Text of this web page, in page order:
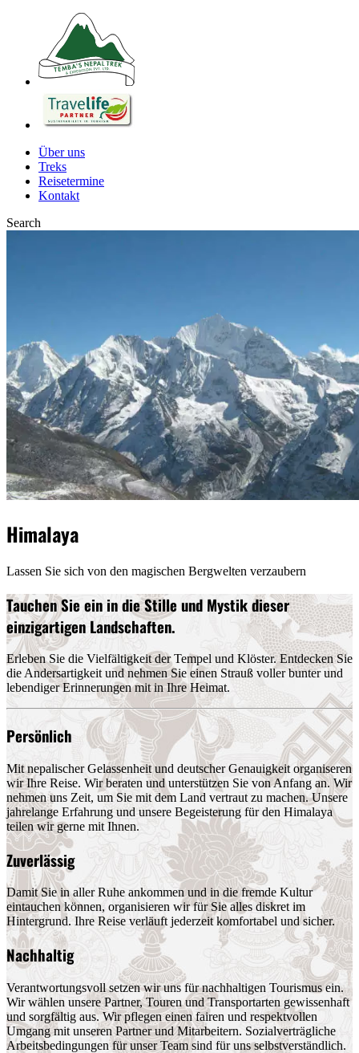
Über uns
Treks
Reisetermine
Kontakt
Search
Himalaya
Lassen Sie sich von den magischen Bergwelten verzaubern
Tauchen Sie ein in die Stille und Mystik dieser
einzigartigen Landschaften.
Erleben Sie die Vielfältigkeit der Tempel und Klöster. Entdecken Sie
die Andersartigkeit und nehmen Sie einen Strauß voller bunter und
lebendiger Erinnerungen mit in Ihre Heimat.
Persönlich
Mit nepalischer Gelassenheit und deutscher Genauigkeit organiseren
wir Ihre Reise. Wir beraten und unterstützen Sie von Anfang an. Wir
nehmen uns Zeit, um Sie mit dem Land vertraut zu machen. Unsere
jahrelange Erfahrung und unsere Begeisterung für den Himalaya
teilen wir gerne mit Ihnen.
Zuverlässig
Damit Sie in aller Ruhe ankommen und in die fremde Kultur
eintauchen können, organisieren wir für Sie alles diskret im
Hintergrund. Ihre Reise verläuft jederzeit komfortabel und sicher.
Nachhaltig
Verantwortungsvoll setzen wir uns für nachhaltigen Tourismus ein.
Wir wählen unsere Partner, Touren und Transportarten gewissenhaft
und sorgfältig aus. Wir pflegen einen fairen und respektvollen
Umgang mit unseren Partner und Mitarbeitern. Sozialverträgliche
Arbeitsbedingungen für unser Team sind für uns selbstverständlich.